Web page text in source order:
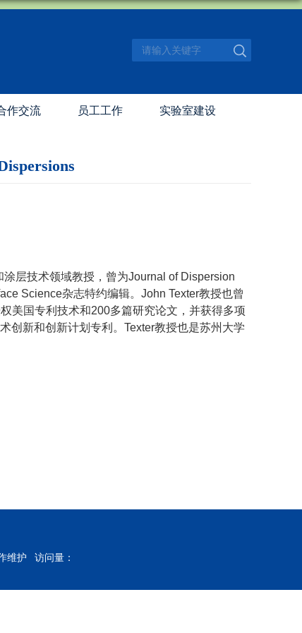
作交流 员工工作 实验室建设
层技术领域教授，曾为Journal of Dispersion
Science杂志特约编辑。John Texter教授也曾
美国专利技术和200多篇研究论文，并获得多项
创新和创新计划专利。Texter教授也是苏州大学
维护
访问量：